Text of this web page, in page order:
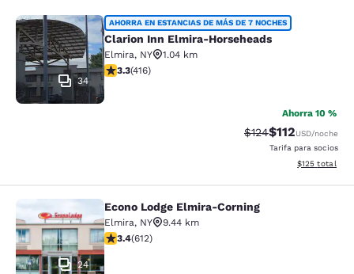
Clarion Inn Elmira-Horseheads
34
AHORRA EN ESTANCIAS DE MÁS DE 7 NOCHES
Clarion Inn Elmira-Horseheads
Elmira, NY
1.04 km
calificación de 3.29 estrellas. Bueno. 416 reseñas
3.3(416)
Ahorra 10 %
Precio tachado:
$124Precio con
$112USD/noche
Tarifa para socios
Ver detalles
$125 total
Econo Lodge Elmira-Corning
24
Econo Lodge Elmira-Corning
Elmira, NY
9.44 km
calificación de 3.41 estrellas. Bueno. 612 reseñas
3.4(612)